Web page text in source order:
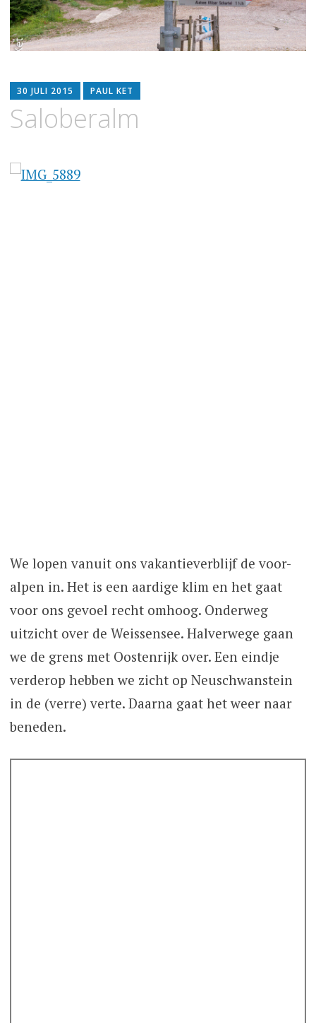
30 JULI 2015 PAUL KET
Saloberalm
We lopen vanuit ons vakantieverblijf de voor-
alpen in. Het is een aardige klim en het gaat
voor ons gevoel recht omhoog. Onderweg
uitzicht over de Weissensee. Halverwege gaan
we de grens met Oostenrijk over. Een eindje
verderop hebben we zicht op Neuschwanstein
in de (verre) verte. Daarna gaat het weer naar
beneden.